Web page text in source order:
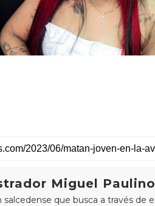
Miguel Paulino
salcedense que busca a través de